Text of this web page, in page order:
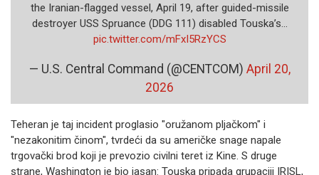
the Iranian-flagged vessel, April 19, after guided-missile
destroyer USS Spruance (DDG 111) disabled Touska’s…
pic.twitter.com/mFxI5RzYCS
— U.S. Central Command (@CENTCOM) April 20,
2026
Teheran je taj incident proglasio "oružanom pljačkom" i
"nezakonitim činom", tvrdeći da su američke snage napale
trgovački brod koji je prevozio civilni teret iz Kine. S druge
strane, Washington je bio jasan: Touska pripada grupaciji IRISL,